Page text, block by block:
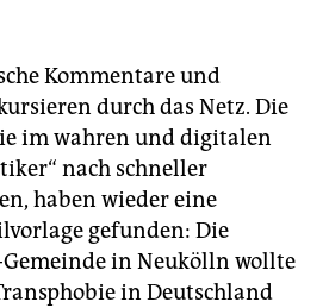
Kommentare und
durch das Netz. Die
im wahren und digitalen
nach schneller
haben wieder eine
gefunden: Die
in Neukölln wollte
in Deutschland